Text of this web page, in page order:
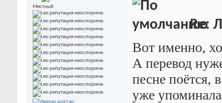
Местный
Re:
Вот именно,
А перевод
песне поётся,
уже